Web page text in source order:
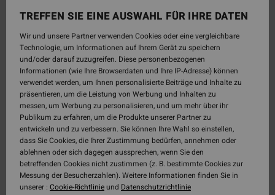
TREFFEN SIE EINE AUSWAHL FÜR IHRE DATEN
Wir und unsere Partner verwenden Cookies oder eine vergleichbare
Technologie, um Informationen auf Ihrem Gerät zu speichern
und/oder darauf zuzugreifen. Diese personenbezogenen
Informationen (wie Ihre Browserdaten und Ihre IP-Adresse) können
verwendet werden, um Ihnen personalisierte Beiträge und Inhalte zu
präsentieren, um die Leistung von Werbung und Inhalten zu
messen, um Werbung zu personalisieren, und um mehr über ihr
Publikum zu erfahren, um die Produkte unserer Partner zu
entwickeln und zu verbessern. Sie können Ihre Wahl so einstellen,
dass Sie Cookies, die Ihrer Zustimmung bedürfen, annehmen oder
ablehnen oder sich dagegen aussprechen, wenn Sie den
betreffenden Cookies nicht zustimmen (z. B. bestimmte Cookies zur
Messung der Besucherzahlen). Weitere Informationen finden Sie in
unserer : Cookie-Richtlinieund Datenschutzrichtlinie